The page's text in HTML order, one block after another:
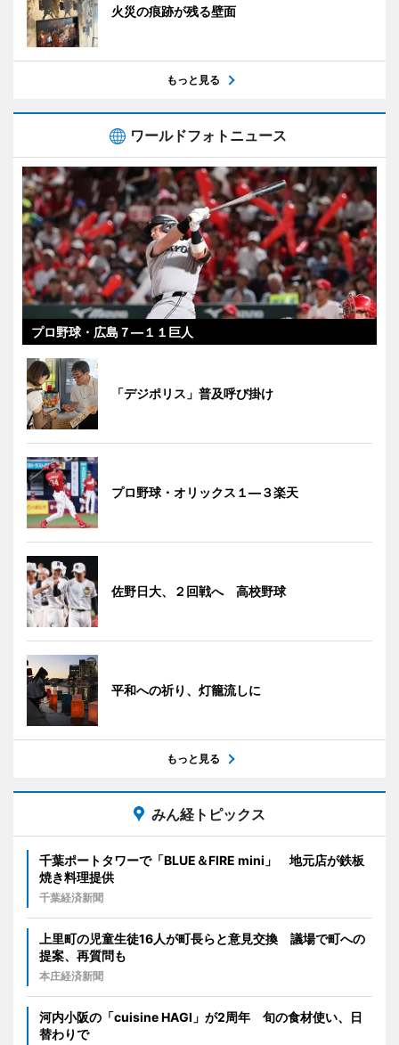
火災の痕跡が残る壁面
もっと見る
ワールドフォトニュース
プロ野球・広島７―１１巨人
「デジポリス」普及呼び掛け
プロ野球・オリックス１―３楽天
佐野日大、２回戦へ 高校野球
平和への祈り、灯籠流しに
もっと見る
みん経トピックス
千葉ポートタワーで「BLUE＆FIRE mini」 地元店が鉄板
焼き料理提供
千葉経済新聞
上里町の児童生徒16人が町長らと意見交換 議場で町への
提案、再質問も
本庄経済新聞
河内小阪の「cuisine HAGI」が2周年 旬の食材使い、日
替わりで